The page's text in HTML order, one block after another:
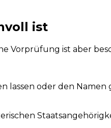
ist
Vorprüfung ist aber
lassen oder den Namen